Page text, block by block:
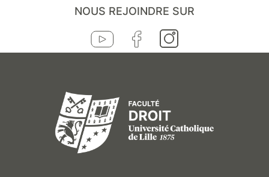
NOUS REJOINDRE SUR